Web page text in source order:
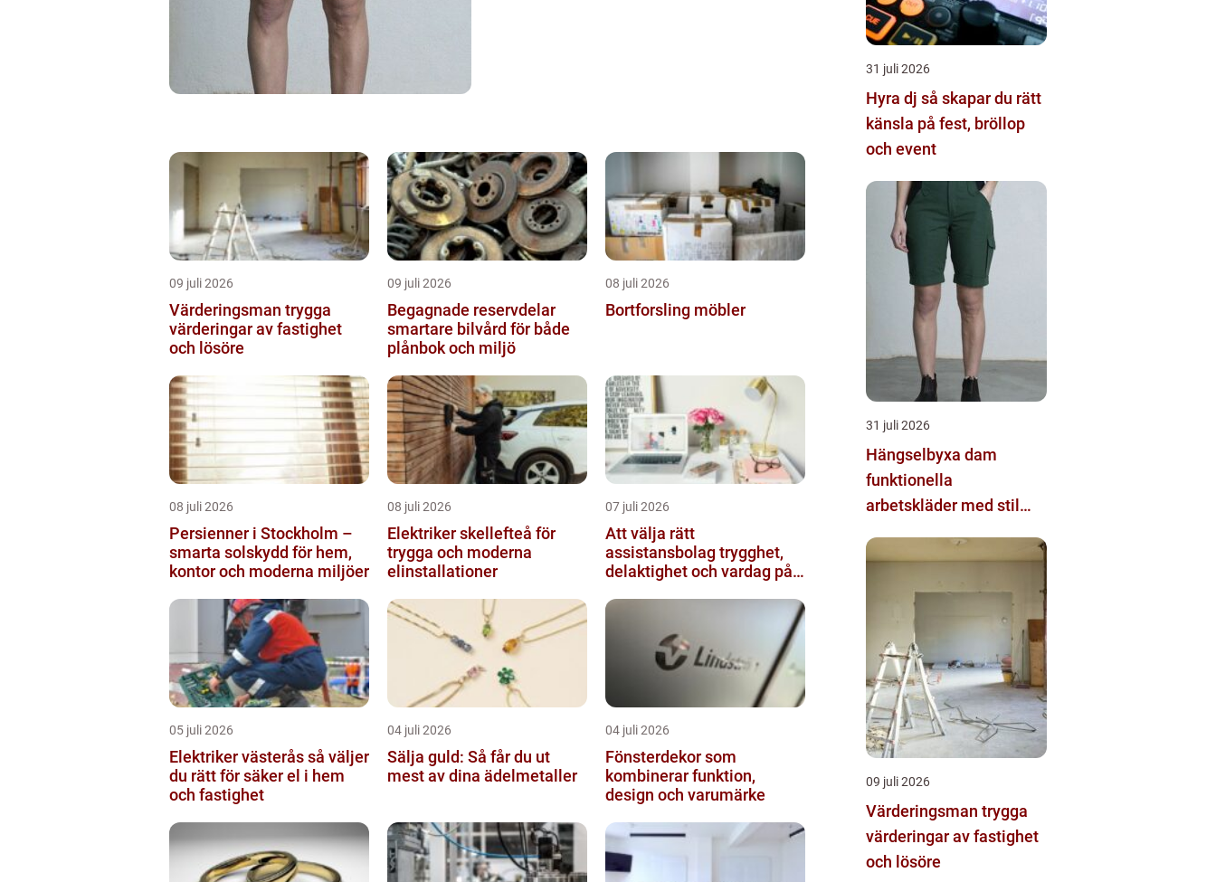
09 juli 2026
Värderingsman trygga
värderingar av fastighet
och lösöre
09 juli 2026
Begagnade reservdelar
smartare bilvård för både
plånbok och miljö
08 juli 2026
Bortforsling möbler
08 juli 2026
Persienner i Stockholm –
smarta solskydd för hem,
kontor och moderna miljöer
08 juli 2026
Elektriker skellefteå för
trygga och moderna
elinstallationer
07 juli 2026
Att välja rätt
assistansbolag trygghet,
delaktighet och vardag på
05 juli 2026
Elektriker västerås så väljer
du rätt för säker el i hem
och fastighet
04 juli 2026
Sälja guld: Så får du ut
mest av dina ädelmetaller
04 juli 2026
Fönsterdekor som
kombinerar funktion,
design och varumärke
31 juli 2026
Hyra dj så skapar du rätt
känsla på fest, bröllop
och event
31 juli 2026
Hängselbyxa dam
funktionella
arbetskläder med stil
09 juli 2026
Värderingsman trygga
värderingar av fastighet
och lösöre